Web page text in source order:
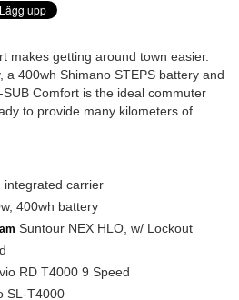
makes getting around town easier.
a 400wh Shimano STEPS battery and
Comfort is the ideal commuter
to provide many kilometers of
integrated carrier
400wh battery
Suntour NEX HLO, w/ Lockout
RD T4000 9 Speed
SL-T4000